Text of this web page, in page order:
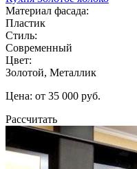
Материал фасада:
Пластик
Стиль:
Современный
Цвет:
Золотой, Металлик
Цена: от 35 000 руб.
Рассчитать